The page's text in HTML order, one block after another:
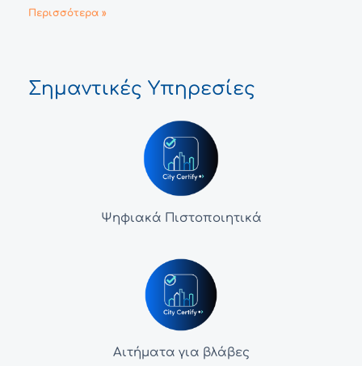
Περισσότερα »
Σημαντικές Υπηρεσίες
Ψηφιακά Πιστοποιητικά
Αιτήματα για βλάβες